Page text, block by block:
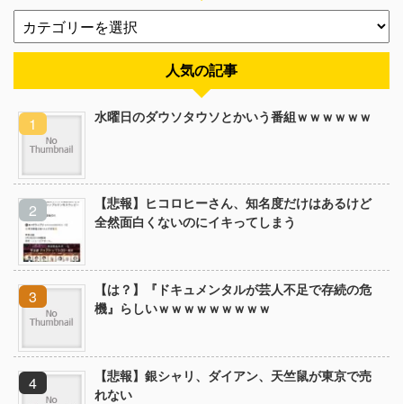
人気の記事
水曜日のダウソタウソとかいう番組ｗｗｗｗｗｗ
【悲報】ヒコロヒーさん、知名度だけはあるけど
全然面白くないのにイキってしまう
【は？】『ドキュメンタルが芸人不足で存続の危
機』らしいｗｗｗｗｗｗｗｗｗ
【悲報】銀シャリ、ダイアン、天竺鼠が東京で売
れない